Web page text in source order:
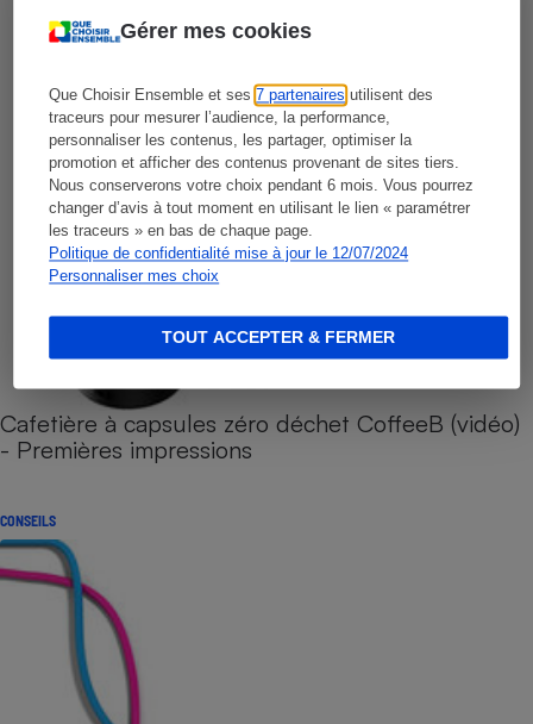
Gérer mes cookies
Que Choisir Ensemble et ses7 partenaires utilisent des
traceurs pour mesurer l’audience, la performance,
personnaliser les contenus, les partager, optimiser la
promotion et afficher des contenus provenant de sites tiers.
Nous conserverons votre choix pendant 6 mois. Vous pourrez
changer d’avis à tout moment en utilisant le lien « paramétrer
les traceurs » en bas de chaque page.
Politique de confidentialité mise à jour le 12/07/2024
Personnaliser mes choix
TOUT ACCEPTER & FERMER
Cafetière à capsules zéro déchet CoffeeB (vidéo)
- Premières impressions
CONSEILS